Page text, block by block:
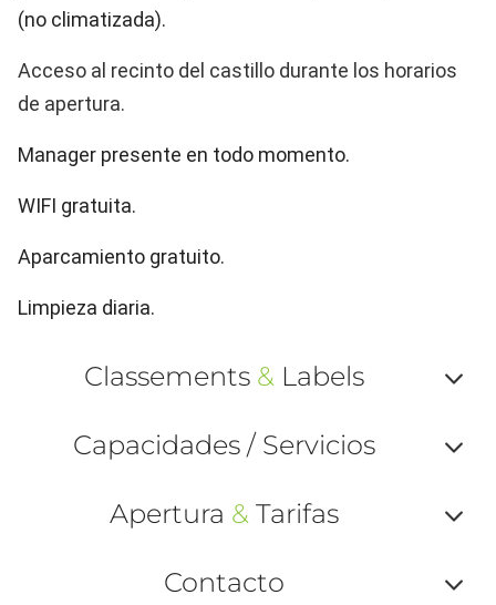
(no climatizada).
Acceso al recinto del castillo durante los horarios
de apertura.
Manager presente en todo momento.
WIFI gratuita.
Aparcamiento gratuito.
Limpieza diaria.
Classements &Labels
ou
Capacidades / Servicios
ou
Apertura &Tarifas
Contacto